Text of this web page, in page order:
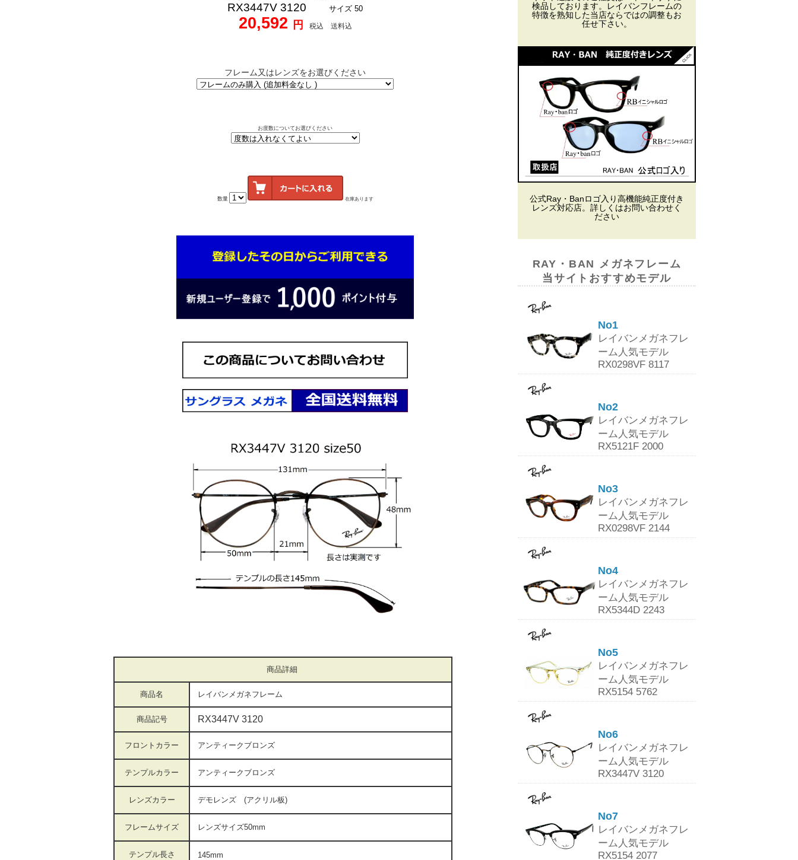
RX3447V 3120 サイズ 50
20,592 円 税込 送料込
フレーム又はレンズをお選びください
お度数についてお選びください
数量 在庫あります
商品詳細
商品名 レイバンメガネフレーム
商品記号 RX3447V 3120
フロントカラー アンティークブロンズ
テンプルカラー アンティークブロンズ
レンズカラー デモレンズ (アクリル板)
フレームサイズ レンズサイズ50mm
テンプル長さ 145mm
検品しております。レイバンフレームの
特徴を熟知した当店ならではの調整もお
任せ下さい。
公式Ray・Banロゴ入り高機能純正度付き
レンズ対応店。詳しくはお問い合わせく
ださい
RAY・BAN メガネフレーム
当サイトおすすめモデル
No1
レイバンメガネフレ
ーム人気モデル
RX0298VF 8117
No2
レイバンメガネフレ
ーム人気モデル
RX5121F 2000
No3
レイバンメガネフレ
ーム人気モデル
RX0298VF 2144
No4
レイバンメガネフレ
ーム人気モデル
RX5344D 2243
No5
レイバンメガネフレ
ーム人気モデル
RX5154 5762
No6
レイバンメガネフレ
ーム人気モデル
RX3447V 3120
No7
レイバンメガネフレ
ーム人気モデル
RX5154 2077